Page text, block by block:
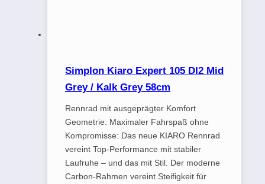
Simplon Kiaro Expert 105 DI2 Mid
Grey / Kalk Grey 58cm
Rennrad mit ausgeprägter Komfort
Geometrie. Maximaler Fahrspaß ohne
Kompromisse: Das neue KIARO Rennrad
vereint Top-Performance mit stabiler
Laufruhe – und das mit Stil. Der moderne
Carbon-Rahmen vereint Steifigkeit für